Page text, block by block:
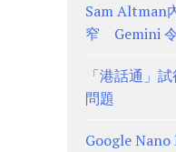
Sam Altman
窄 Gemini
「港話通」
問題
Google Nano